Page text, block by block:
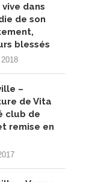
dans
de son
blessés
–
de Vita
club de
remise en